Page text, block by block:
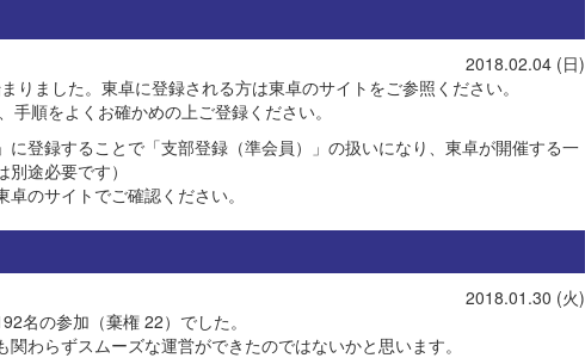
2018.02.04 (日)
ました。東卓に登録される方は東卓のサイトをご参照ください。
順をよくお確かめの上ご登録ください。
登録することで「支部登録（準会員）」の扱いになり、東卓が開催する一
途必要です）
のサイトでご確認ください。
2018.01.30 (火)
名の参加（棄権 22）でした。
わらずスムーズな運営ができたのではないかと思います。